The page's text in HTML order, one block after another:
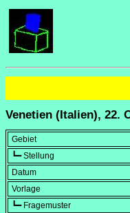
Venetien (Italien), 22.
Gebiet
┗━ Stellung
Datum
Vorlage
┗━ Fragemuster